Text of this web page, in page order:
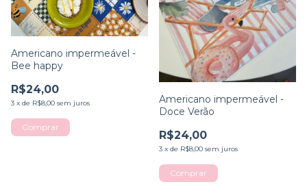
Americano impermeável -
Bee happy
R$24,00
3 x de R$8,00 sem juros
Comprar
Americano impermeável -
Doce Verão
R$24,00
3 x de R$8,00 sem juros
Comprar